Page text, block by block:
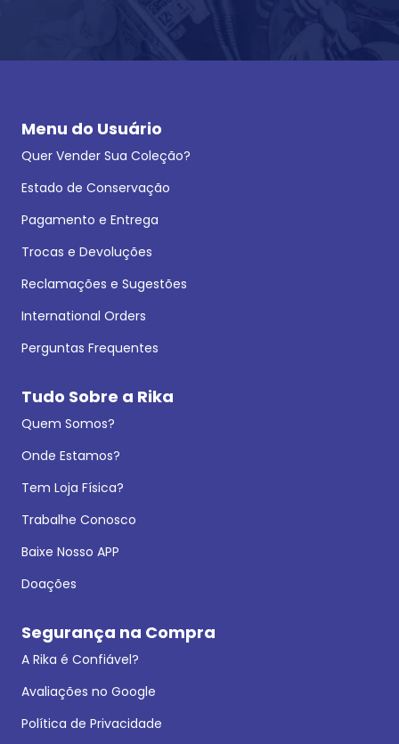
Menu do Usuário
Quer Vender Sua Coleção?
Estado de Conservação
Pagamento e Entrega
Trocas e Devoluções
Reclamações e Sugestões
International Orders
Perguntas Frequentes
Tudo Sobre a Rika
Quem Somos?
Onde Estamos?
Tem Loja Física?
Trabalhe Conosco
Baixe Nosso APP
Doações
Segurança na Compra
A Rika é Confiável?
Avaliações no Google
Política de Privacidade